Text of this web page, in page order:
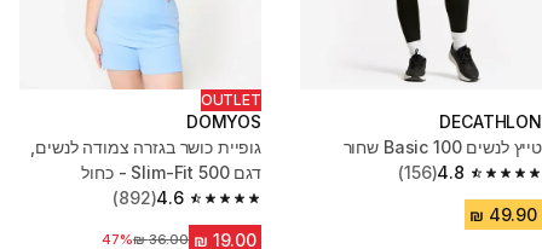
DECATHLON
טייץ לנשים 100 Basic שחור
4.8
4.8 out of 5 stars from 156 reviews
(156)
OUTLET
DOMYOS
גופיית כושר בגזרה צמודה לנשים,
דגם Slim-Fit 500 - כחול
4.6
4.6 out of 5 stars from 892 reviews
(892)
מחיר לפני הנחה‏36.00 ₪
47%